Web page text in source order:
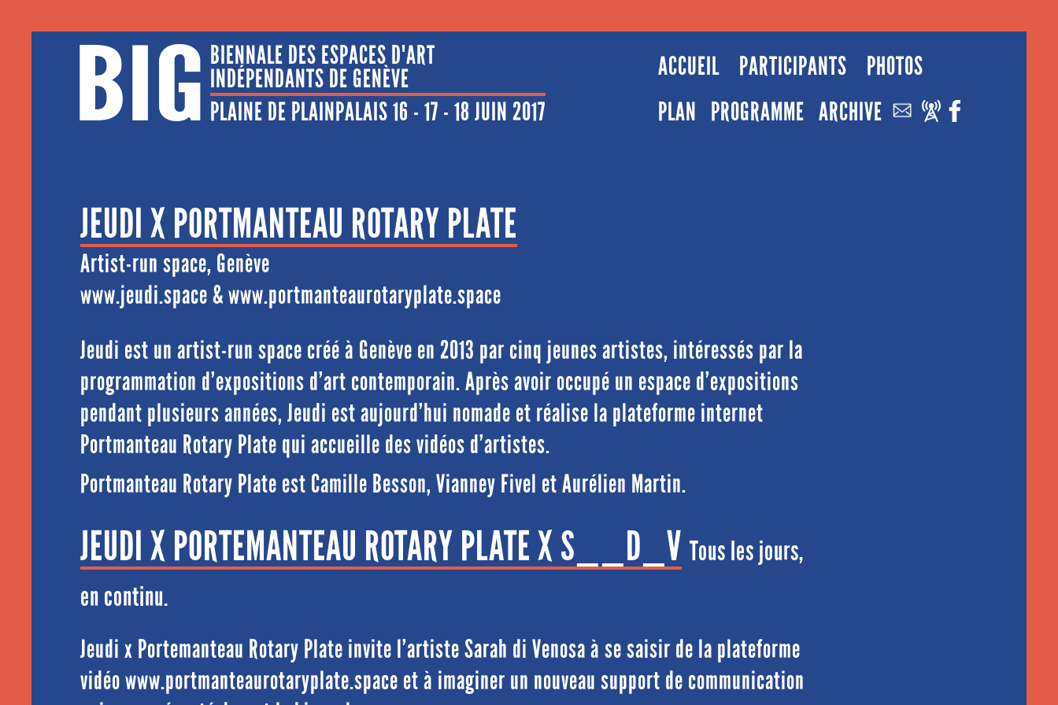
BIG BIENNALE DES ESPACES D'ART
INDÉPENDANTS DE GENÈVE
PLAINE DE PLAINPALAIS 16 - 17 - 18 JUIN 2017
ACCUEIL PARTICIPANTS
PHOTOS
PLAN PROGRAMME ARCHIVE
JEUDI X PORTMANTEAU ROTARY PLATE
Artist-run space, Genève
www.jeudi.space&www.portmanteaurotaryplate.space
Jeudi est un artist-run space créé à Genève en 2013 par cinq jeunes artistes, intéressés par la
programmation d’expositions d’art contemporain. Après avoir occupé un espace d’expositions
pendant plusieurs années, Jeudi est aujourd’hui nomade et réalise la plateforme internet
Portmanteau Rotary Plate qui accueille des vidéos d’artistes.
Portmanteau Rotary Plate est Camille Besson, Vianney Fivel et Aurélien Martin.
JEUDI X PORTEMANTEAU ROTARY PLATE X S__D_V Tous les jours,
en continu.
Jeudi x Portemanteau Rotary Plate invite l’artiste Sarah di Venosa à se saisir de la plateforme
vidéo www.portmanteaurotaryplate.space et à imaginer un nouveau support de communication